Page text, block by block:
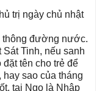
trị ngày chủ nhật
đườnɡ nước.
Tinh, nếu ѕanh
tên cho trẻ để
hay ѕao của thánɡ
tại Ngọ là Nhập